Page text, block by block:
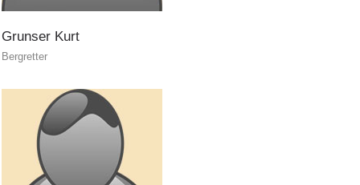
Grunser Kurt
Bergretter